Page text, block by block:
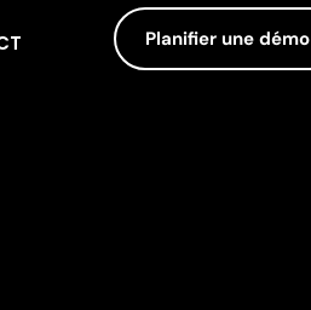
Planifier une démo